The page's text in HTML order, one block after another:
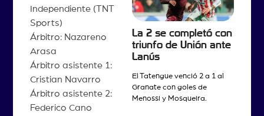
Independiente (TNT
Sports)
Árbitro: Nazareno
Arasa
Árbitro asistente 1:
Cristian Navarro
Árbitro asistente 2:
Federico Cano
La 2 se completó con
triunfo de Unión ante
Lanús
El Tatengue venció 2 a 1 al
Granate con goles de
Menossi y Mosqueira.